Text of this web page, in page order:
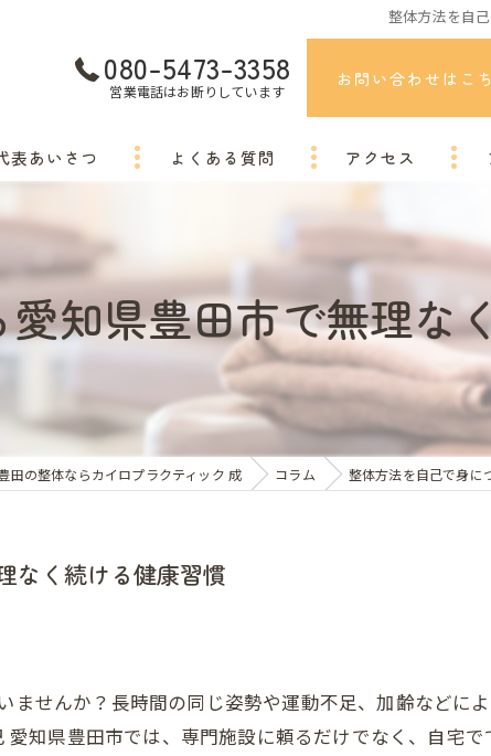
整体方法を自
080-5473-3358
営業電話はお断りしています
お問い合わせはこ
表あいさつ よくある質問 アクセス
知県豊田市で無理な
田の整体ならカイロプラクティック 成 コラム 整体方法を自己で身に
なく続ける健康習慣
せんか？長時間の同じ姿勢や運動不足、加齢などに
知県豊田市では、専門施設に頼るだけでなく、自宅